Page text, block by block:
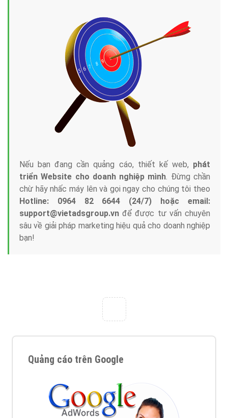
Nếu bạn đang cần quảng cáo, thiết kế web, phát
triển Website cho doanh nghiệp mình. Đừng chần
chừ hãy nhấc máy lên và gọi ngay cho chúng tôi theo
Hotline: 0964 82 6644 (24/7) hoặc email:
support@vietadsgroup.vn để được tư vấn chuyên
sâu về giải pháp marketing hiệu quả cho doanh nghiệp
bạn!
Quảng cáo trên Google